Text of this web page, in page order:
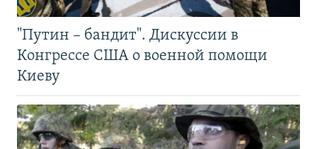
"Путин – бандит". Дискуссии в
Конгрессе США о военной помощи
Киеву